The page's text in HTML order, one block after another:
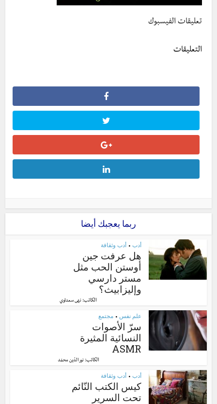
تعليقات الفيسبوك
التعليقات
ربما يعجبك أيضا
أدب • أدب وثقافة
هل عرفت جين
أوستن الحب مثل
مستر دارسي
وإليزابيث؟
الكاتب: نهى سعداوي
علم نفس • مجتمع
سرّ الأصوات
النسائية المثيرة
ASMR
الكاتب:نور الدّين محمّد
أدب • أدب وثقافة
كيس الكتب النّائم
تحت السرير